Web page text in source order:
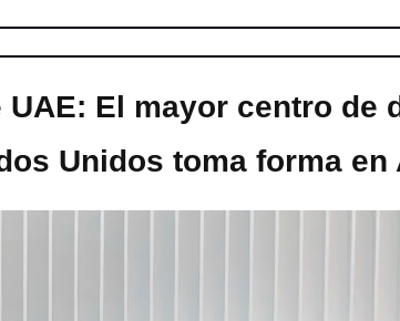
UAE: El mayor centro de
Unidos toma forma en